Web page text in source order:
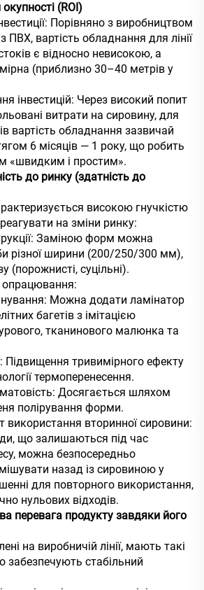
(ROI)
Порівняно з виробництвом
ПВХ, вартість обладнання для лінії
є відносно невисокою, а
(приблизно 30–40 метрів у
інвестицій: Через високий попит
витрати на сировину, для
вартість обладнання зазвичай
6 місяців — 1 року, що робить
«швидким і простим».
до ринку (здатність до
високою гнучкістю
на зміни ринку:
Заміною форм можна
різної ширини (200/250/300 мм),
(порожнисті, суцільні).
опрацювання:
Можна додати ламінатор
багетів з імітацією
тканинового малюнка та
Підвищення тривимірного ефекту
термоперенесення.
Досягається шляхом
полірування форми.
використання вторинної сировини:
що залишаються під час
можна безпосередньо
назад із сировиною у
для повторного використання,
нульових відходів.
перевага продукту завдяки його
на виробничій лінії, мають такі
забезпечують стабільний